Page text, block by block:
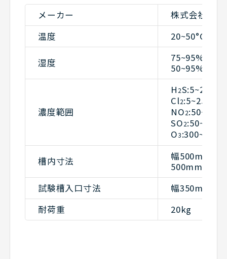
メーカー
株式会社山
温度
20~50°C
湿度
濃度範囲
H 2
Cl2
NO2
SO2
O3
槽内寸法
幅500mm×
500mm×高
試験槽入口寸法
幅350mm×
耐荷重
20kg